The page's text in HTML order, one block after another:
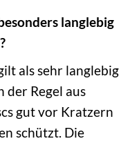
langlebig
als sehr langlebig
der Regel aus
gut vor Kratzern
schützt. Die